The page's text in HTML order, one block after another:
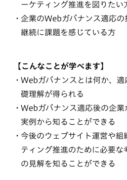
ーケティング推進を図りたい
企業のWebガバナンス適応
継続に課題を感じている方
【こんなことが学べます】
Webガバナンスとは何か、
礎理解が得られる
Webガバナンス適応後の企
実例から知ることができる
今後のウェブサイト運営や組
ティング推進のために必要な
の見解を知ることができる